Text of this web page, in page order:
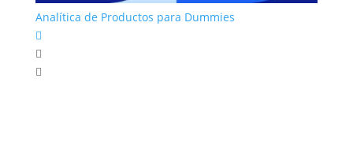
Analítica de Productos para Dummies


